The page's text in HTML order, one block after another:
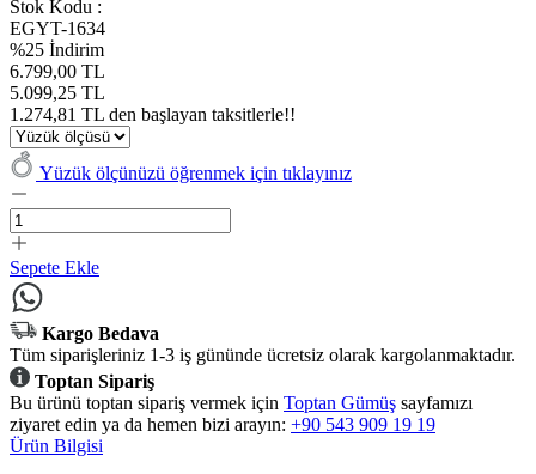
Stok Kodu :
EGYT-1634
%25 İndirim
6.799,00 TL
5.099,25 TL
1.274,81 TL den başlayan taksitlerle!!
Yüzük ölçünüzü öğrenmek için tıklayınız
Sepete Ekle
Kargo Bedava
Tüm siparişleriniz 1-3 iş gününde ücretsiz olarak kargolanmaktadır.
Toptan Sipariş
Bu ürünü toptan sipariş vermek için Toptan Gümüş sayfamızı
ziyaret edin ya da hemen bizi arayın: +90 543 909 19 19
Ürün Bilgisi